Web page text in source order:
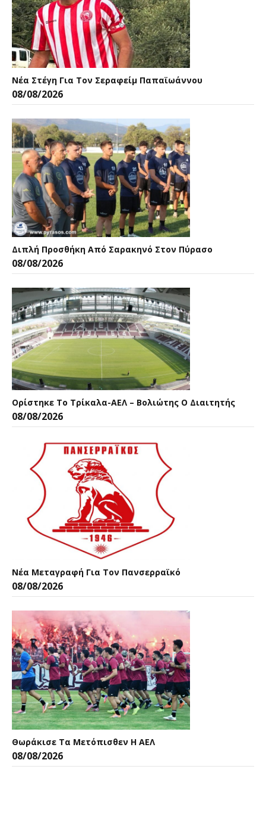
Νέα Στέγη Για Τον Σεραφείμ Παπαϊωάννου
08/08/2026
Διπλή Προσθήκη Από Σαρακηνό Στον Πύρασο
08/08/2026
Ορίστηκε Το Τρίκαλα-ΑΕΛ – Βολιώτης Ο Διαιτητής
08/08/2026
Νέα Μεταγραφή Για Τον Πανσερραϊκό
08/08/2026
Θωράκισε Τα Μετόπισθεν Η ΑΕΛ
08/08/2026